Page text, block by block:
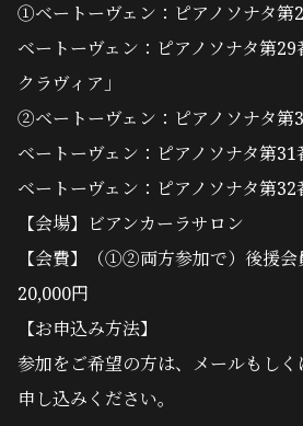
①ベートーヴェン：ピアノソナタ第
ベートーヴェン：ピアノソナタ第
クラヴィア」
②ベートーヴェン：ピアノソナタ第
ベートーヴェン：ピアノソナタ第
ベートーヴェン：ピアノソナタ第32
【会場】ビアンカーラサロン
【会費】（①②両方参加で）後援会
20,000円
【お申込み方法】
参加をご希望の方は、メールもし
申し込みください。